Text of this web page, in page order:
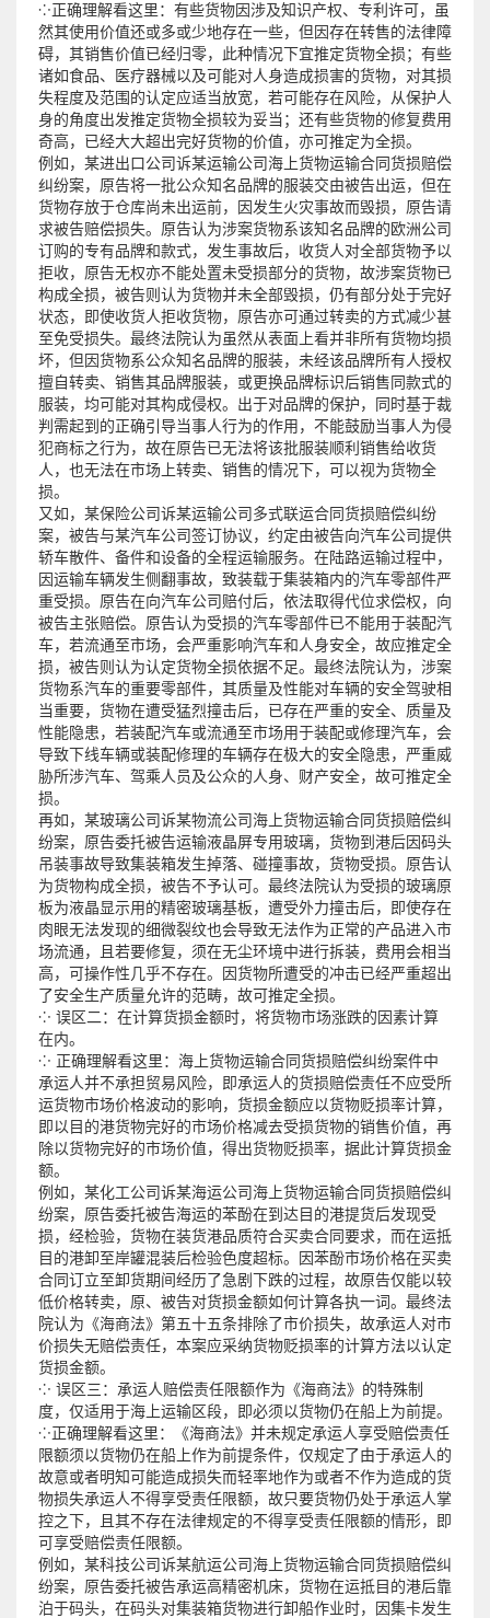
⁘正确理解看这里：有些货物因涉及知识产权、专利许可，虽
然其使用价值还或多或少地存在一些，但因存在转售的法律障
碍，其销售价值已经归零，此种情况下宜推定货物全损；有些
诸如食品、医疗器械以及可能对人身造成损害的货物，对其损
失程度及范围的认定应适当放宽，若可能存在风险，从保护人
身的角度出发推定货物全损较为妥当；还有些货物的修复费用
奇高，已经大大超出完好货物的价值，亦可推定为全损。
例如，某进出口公司诉某运输公司海上货物运输合同货损赔偿
纠纷案，原告将一批公众知名品牌的服装交由被告出运，但在
货物存放于仓库尚未出运前，因发生火灾事故而毁损，原告请
求被告赔偿损失。原告认为涉案货物系该知名品牌的欧洲公司
订购的专有品牌和款式，发生事故后，收货人对全部货物予以
拒收，原告无权亦不能处置未受损部分的货物，故涉案货物已
构成全损，被告则认为货物并未全部毁损，仍有部分处于完好
状态，即使收货人拒收货物，原告亦可通过转卖的方式减少甚
至免受损失。最终法院认为虽然从表面上看并非所有货物均损
坏，但因货物系公众知名品牌的服装，未经该品牌所有人授权
擅自转卖、销售其品牌服装，或更换品牌标识后销售同款式的
服装，均可能对其构成侵权。出于对品牌的保护，同时基于裁
判需起到的正确引导当事人行为的作用，不能鼓励当事人为侵
犯商标之行为，故在原告已无法将该批服装顺利销售给收货
人，也无法在市场上转卖、销售的情况下，可以视为货物全
损。
又如，某保险公司诉某运输公司多式联运合同货损赔偿纠纷
案，被告与某汽车公司签订协议，约定由被告向汽车公司提供
轿车散件、备件和设备的全程运输服务。在陆路运输过程中，
因运输车辆发生侧翻事故，致装载于集装箱内的汽车零部件严
重受损。原告在向汽车公司赔付后，依法取得代位求偿权，向
被告主张赔偿。原告认为受损的汽车零部件已不能用于装配汽
车，若流通至市场，会严重影响汽车和人身安全，故应推定全
损，被告则认为认定货物全损依据不足。最终法院认为，涉案
货物系汽车的重要零部件，其质量及性能对车辆的安全驾驶相
当重要，货物在遭受猛烈撞击后，已存在严重的安全、质量及
性能隐患，若装配汽车或流通至市场用于装配或修理汽车，会
导致下线车辆或装配修理的车辆存在极大的安全隐患，严重威
胁所涉汽车、驾乘人员及公众的人身、财产安全，故可推定全
损。
再如，某玻璃公司诉某物流公司海上货物运输合同货损赔偿纠
纷案，原告委托被告运输液晶屏专用玻璃，货物到港后因码头
吊装事故导致集装箱发生掉落、碰撞事故，货物受损。原告认
为货物构成全损，被告不予认可。最终法院认为受损的玻璃原
板为液晶显示用的精密玻璃基板，遭受外力撞击后，即使存在
肉眼无法发现的细微裂纹也会导致无法作为正常的产品进入市
场流通，且若要修复，须在无尘环境中进行拆装，费用会相当
高，可操作性几乎不存在。因货物所遭受的冲击已经严重超出
了安全生产质量允许的范畴，故可推定全损。
⁘ 误区二：在计算货损金额时，将货物市场涨跌的因素计算
在内。
⁘ 正确理解看这里：海上货物运输合同货损赔偿纠纷案件中
承运人并不承担贸易风险，即承运人的货损赔偿责任不应受所
运货物市场价格波动的影响，货损金额应以货物贬损率计算，
即以目的港货物完好的市场价格减去受损货物的销售价值，再
除以货物完好的市场价值，得出货物贬损率，据此计算货损金
额。
例如，某化工公司诉某海运公司海上货物运输合同货损赔偿纠
纷案，原告委托被告海运的苯酚在到达目的港提货后发现受
损，经检验，货物在装货港品质符合买卖合同要求，而在运抵
目的港卸至岸罐混装后检验色度超标。因苯酚市场价格在买卖
合同订立至卸货期间经历了急剧下跌的过程，故原告仅能以较
低价格转卖，原、被告对货损金额如何计算各执一词。最终法
院认为《海商法》第五十五条排除了市价损失，故承运人对市
价损失无赔偿责任，本案应采纳货物贬损率的计算方法以认定
货损金额。
⁘ 误区三：承运人赔偿责任限额作为《海商法》的特殊制
度，仅适用于海上运输区段，即必须以货物仍在船上为前提。
⁘正确理解看这里：《海商法》并未规定承运人享受赔偿责任
限额须以货物仍在船上作为前提条件，仅规定了由于承运人的
故意或者明知可能造成损失而轻率地作为或者不作为造成的货
物损失承运人不得享受责任限额，故只要货物仍处于承运人掌
控之下，且其不存在法律规定的不得享受责任限额的情形，即
可享受赔偿责任限额。
例如，某科技公司诉某航运公司海上货物运输合同货损赔偿纠
纷案，原告委托被告承运高精密机床，货物在运抵目的港后靠
泊于码头，在码头对集装箱货物进行卸船作业时，因集卡发生